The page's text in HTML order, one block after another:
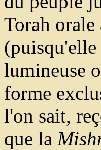
Torah orale
(puisqu'elle
lumineuse
forme
l'on sait,
que la